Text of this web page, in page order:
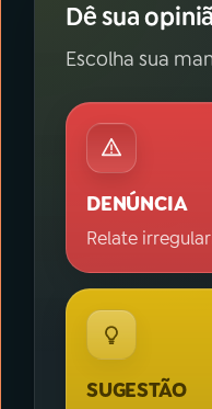
Dê sua
Escolha sua
DENÚNCIA
Relate
SUGESTÃO